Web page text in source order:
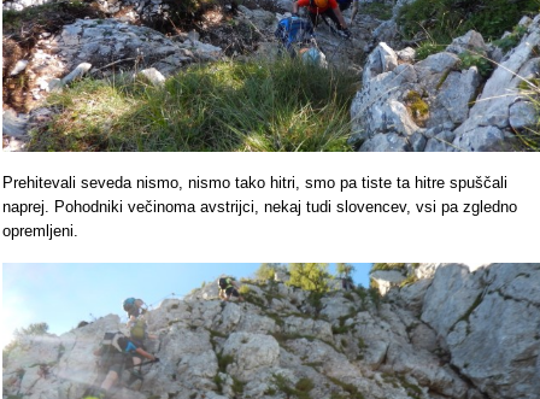
Prehitevali seveda nismo, nismo tako hitri, smo pa tiste ta hitre spuščali
naprej. Pohodniki večinoma avstrijci, nekaj tudi slovencev, vsi pa zgledno
opremljeni.